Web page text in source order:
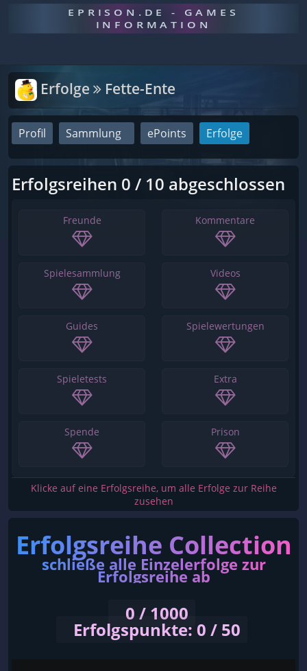
EPRISON.DE - GAMES
INFORMATION
Erfolge Fette-Ente
Profil Sammlung ePoints Erfolge
Erfolgsreihen 0 / 10 abgeschlossen
Freunde Kommentare
Spielesammlung Videos
Guides Spielewertungen
Spieletests Extra
Spende Prison
Klicke auf eine Erfolgsreihe, um alle Erfolge zur Reihe
zusehen
Erfolgsreihe Collection
schließe alle Einzelerfolge zur
Erfolgsreihe ab
0 / 1000
Erfolgspunkte: 0 / 50